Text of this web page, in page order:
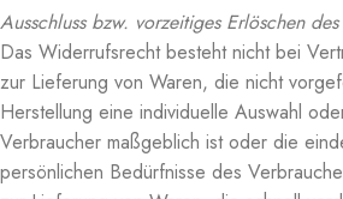
Ausschluss bzw. vorzeitiges Erlöschen
Das Widerrufsrecht besteht nicht bei
zur Lieferung von Waren, die nicht
Herstellung eine individuelle Auswahl
Verbraucher maßgeblich ist oder die
persönlichen Bedürfnisse des